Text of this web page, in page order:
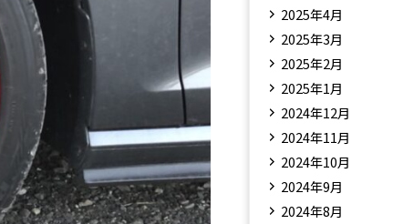
2025年4月
2025年3月
2025年2月
2025年1月
2024年12月
2024年11月
2024年10月
2024年9月
2024年8月